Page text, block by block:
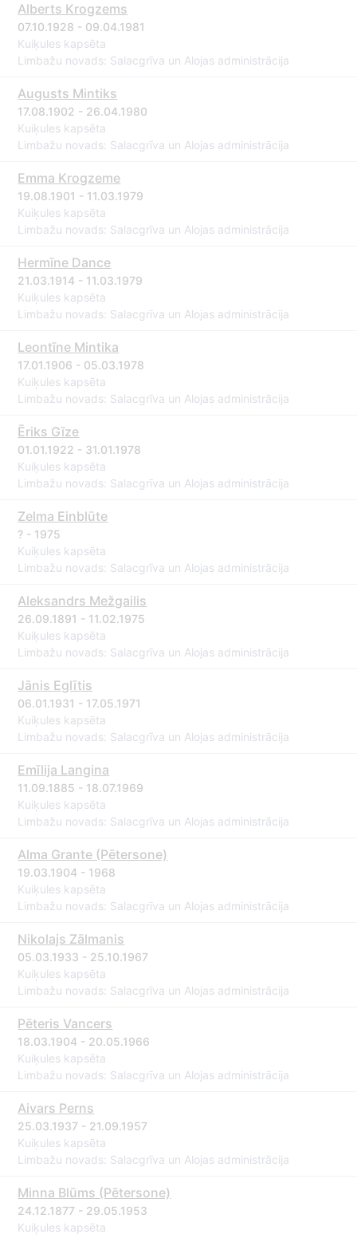
Alberts Krogzems
07.10.1928 - 09.04.1981
Kuiķules kapsēta
Limbažu novads: Salacgrīva un Alojas administrācija
Augusts Mintiks
17.08.1902 - 26.04.1980
Kuiķules kapsēta
Limbažu novads: Salacgrīva un Alojas administrācija
Emma Krogzeme
19.08.1901 - 11.03.1979
Kuiķules kapsēta
Limbažu novads: Salacgrīva un Alojas administrācija
Hermīne Dance
21.03.1914 - 11.03.1979
Kuiķules kapsēta
Limbažu novads: Salacgrīva un Alojas administrācija
Leontīne Mintika
17.01.1906 - 05.03.1978
Kuiķules kapsēta
Limbažu novads: Salacgrīva un Alojas administrācija
Ēriks Gīze
01.01.1922 - 31.01.1978
Kuiķules kapsēta
Limbažu novads: Salacgrīva un Alojas administrācija
Zelma Einblūte
? - 1975
Kuiķules kapsēta
Limbažu novads: Salacgrīva un Alojas administrācija
Aleksandrs Mežgailis
26.09.1891 - 11.02.1975
Kuiķules kapsēta
Limbažu novads: Salacgrīva un Alojas administrācija
Jānis Eglītis
06.01.1931 - 17.05.1971
Kuiķules kapsēta
Limbažu novads: Salacgrīva un Alojas administrācija
Emīlija Langina
11.09.1885 - 18.07.1969
Kuiķules kapsēta
Limbažu novads: Salacgrīva un Alojas administrācija
Alma Grante (Pētersone)
19.03.1904 - 1968
Kuiķules kapsēta
Limbažu novads: Salacgrīva un Alojas administrācija
Nikolajs Zālmanis
05.03.1933 - 25.10.1967
Kuiķules kapsēta
Limbažu novads: Salacgrīva un Alojas administrācija
Pēteris Vancers
18.03.1904 - 20.05.1966
Kuiķules kapsēta
Limbažu novads: Salacgrīva un Alojas administrācija
Aivars Perns
25.03.1937 - 21.09.1957
Kuiķules kapsēta
Limbažu novads: Salacgrīva un Alojas administrācija
Minna Blūms (Pētersone)
24.12.1877 - 29.05.1953
Kuiķules kapsēta